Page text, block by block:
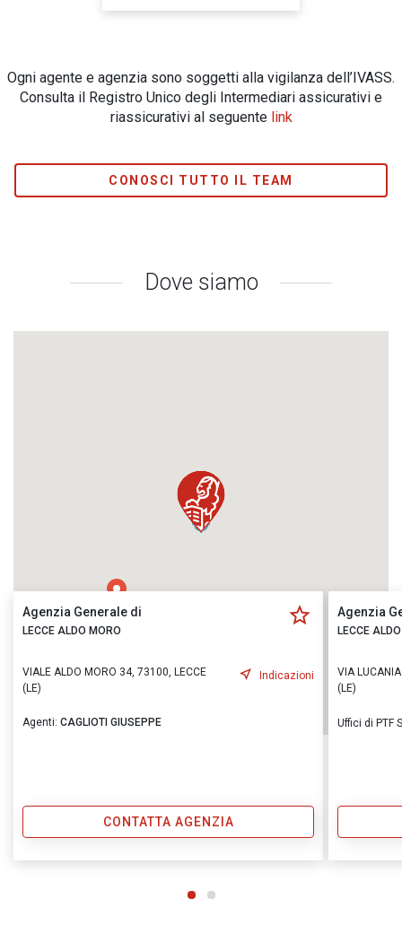
Ogni agente e agenzia sono soggetti alla vigilanza dell’IVASS.
Consulta il Registro Unico degli Intermediari assicurativi e
riassicurativi al seguente link
CONOSCI TUTTO IL TEAM
Dove siamo
Agenzia Generale di
LECCE ALDO MORO
VIALE ALDO MORO 34, 73100, LECCE
(LE)
Indicazioni
Agenti: CAGLIOTI GIUSEPPE
CONTATTA AGENZIA
Agenzia
LECCE
VIA
(LE)
Uffici di PTF